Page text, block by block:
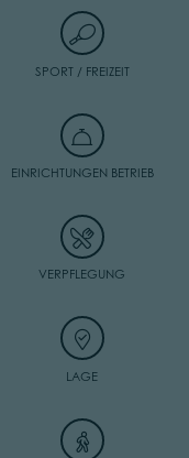
SPORT / FREIZEIT
EINRICHTUNGEN BETRIEB
VERPFLEGUNG
LAGE